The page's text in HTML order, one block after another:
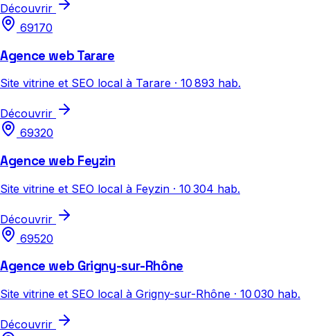
Découvrir
69170
Agence web Tarare
Site vitrine et SEO local à Tarare · 10 893 hab.
Découvrir
69320
Agence web Feyzin
Site vitrine et SEO local à Feyzin · 10 304 hab.
Découvrir
69520
Agence web Grigny-sur-Rhône
Site vitrine et SEO local à Grigny-sur-Rhône · 10 030 hab.
Découvrir